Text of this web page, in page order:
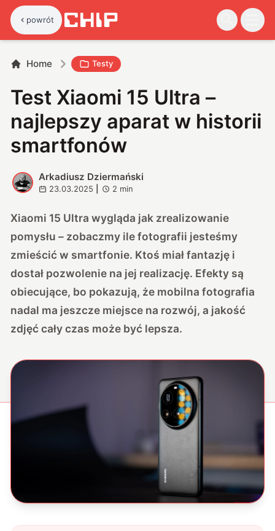
powrót
Home Testy
Test Xiaomi 15 Ultra –
najlepszy aparat w historii
smartfonów
A
Arkadiusz Dziermański
23.03.2025 2 min
Xiaomi 15 Ultra wygląda jak zrealizowanie
pomysłu – zobaczmy ile fotografii jesteśmy
zmieścić w smartfonie. Ktoś miał fantazję i
dostał pozwolenie na jej realizację. Efekty są
obiecujące, bo pokazują, że mobilna fotografia
nadal ma jeszcze miejsce na rozwój, a jakość
zdjęć cały czas może być lepsza.